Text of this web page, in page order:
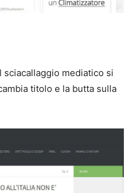
sciacallaggio mediatico si
titolo e la butta sulla